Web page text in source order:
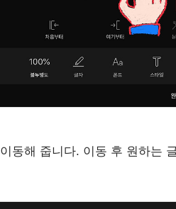
동해 줍니다. 이동 후 원하는